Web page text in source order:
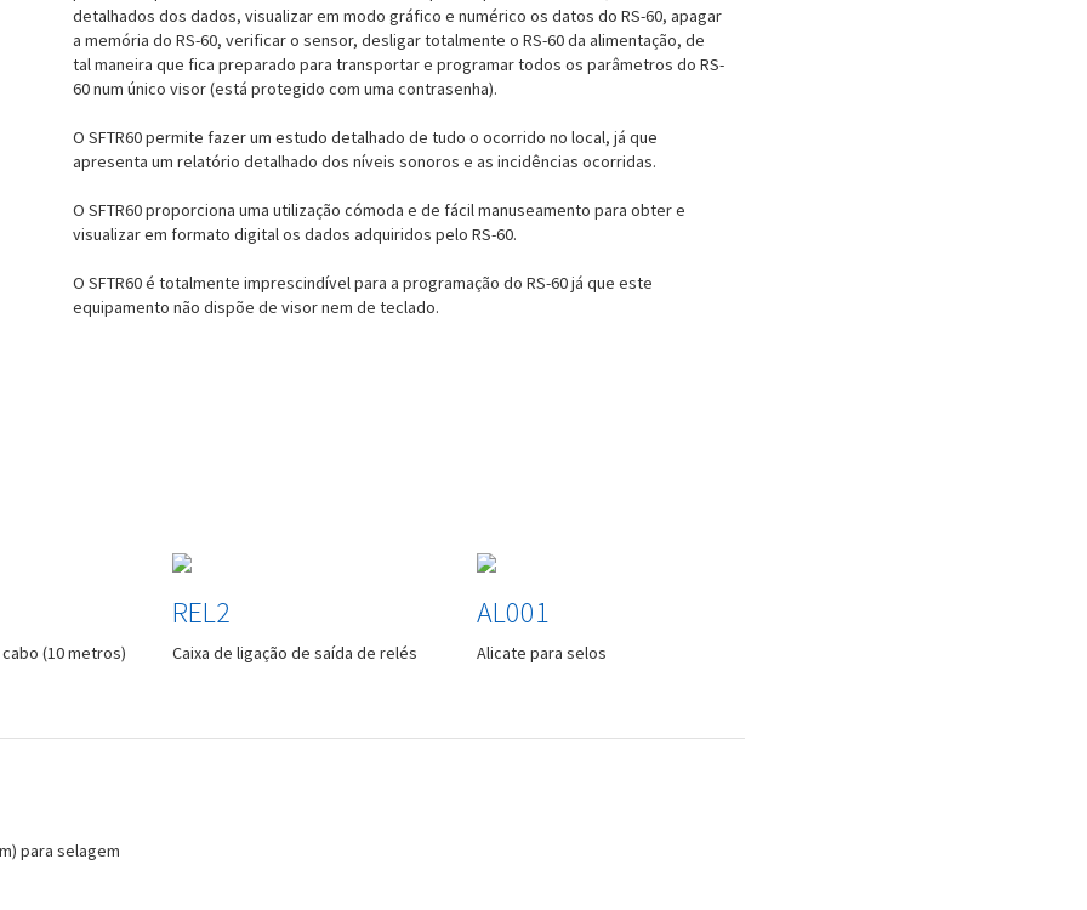
detalhados dos dados, visualizar em modo gráfico e numérico os datos do RS-60, apagar
a memória do RS-60, verificar o sensor, desligar totalmente o RS-60 da alimentação, de
tal maneira que fica preparado para transportar e programar todos os parâmetros do RS-
60 num único visor (está protegido com uma contrasenha).
O SFTR60 permite fazer um estudo detalhado de tudo o ocorrido no local, já que
apresenta um relatório detalhado dos níveis sonoros e as incidências ocorridas.
O SFTR60 proporciona uma utilização cómoda e de fácil manuseamento para obter e
visualizar em formato digital os dados adquiridos pelo RS-60.
O SFTR60 é totalmente imprescindível para a programação do RS-60 já que este
equipamento não dispõe de visor nem de teclado.
(10 metros)
REL2
Caixa de ligação de saída de relés
AL001
Alicate para selos
para selagem